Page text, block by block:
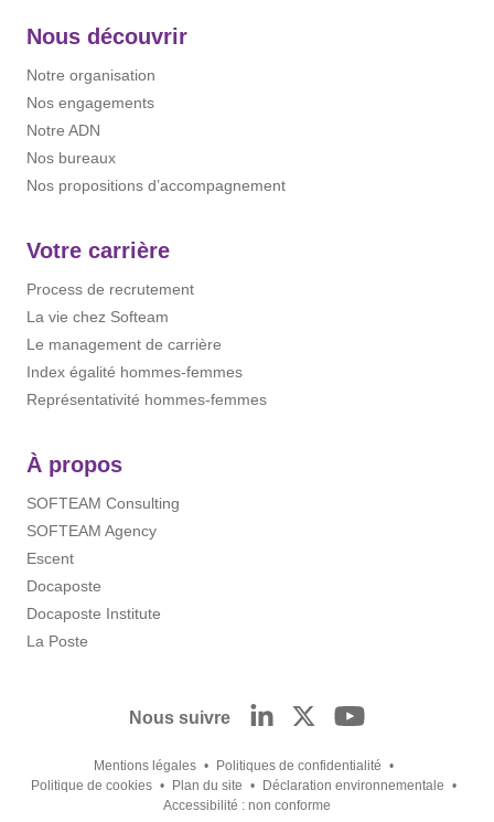
Nous découvrir
Notre organisation
Nos engagements
Notre ADN
Nos bureaux
Nos propositions d’accompagnement
Votre carrière
Process de recrutement
La vie chez Softeam
Le management de carrière
Index égalité hommes-femmes
Représentativité hommes-femmes
À propos
SOFTEAM Consulting
SOFTEAM Agency
Escent
Docaposte
Docaposte Institute
La Poste
Nous suivre
Mentions légales
Politiques de confidentialité
Politique de cookies
Plan du site
Déclaration environnementale
Accessibilité : non conforme